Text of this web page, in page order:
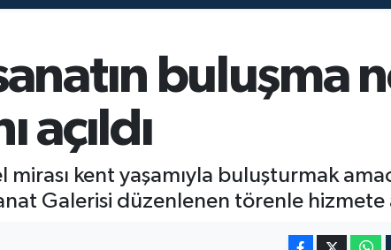
buluşma
açıldı
kent yaşamıyla buluşturmak
Galerisi düzenlenen törenle hizmete